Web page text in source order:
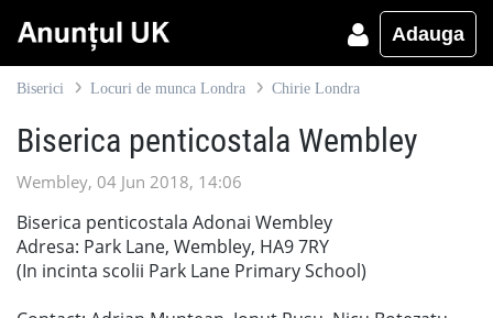
Adauga
Biserici Locuri de munca Londra Chirie Londra
Biserica penticostala Wembley
Wembley, 04 Jun 2018, 14:06
Biserica penticostala Adonai Wembley
Adresa: Park Lane, Wembley, HA9 7RY
(In incinta scolii Park Lane Primary School)